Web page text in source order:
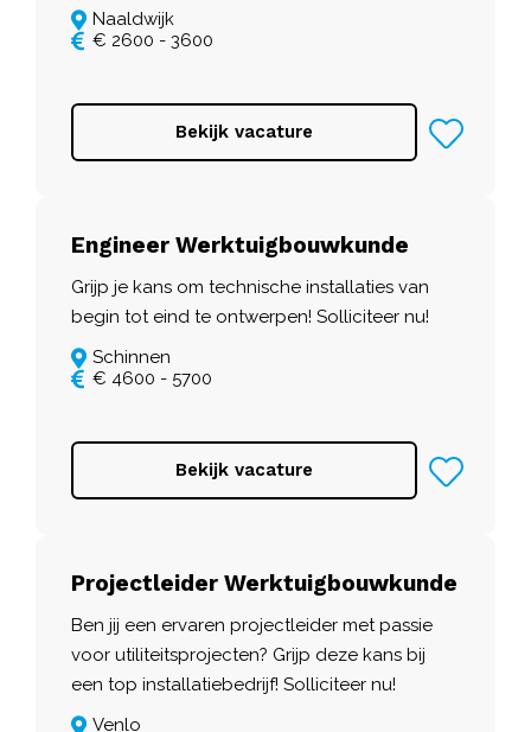
Naaldwijk
€ 2600 - 3600
Bekijk vacature
Engineer Werktuigbouwkunde
Grijp je kans om technische installaties van
begin tot eind te ontwerpen! Solliciteer nu!
Schinnen
€ 4600 - 5700
Bekijk vacature
Projectleider Werktuigbouwkunde
Ben jij een ervaren projectleider met passie
voor utiliteitsprojecten? Grijp deze kans bij
een top installatiebedrijf! Solliciteer nu!
Venlo